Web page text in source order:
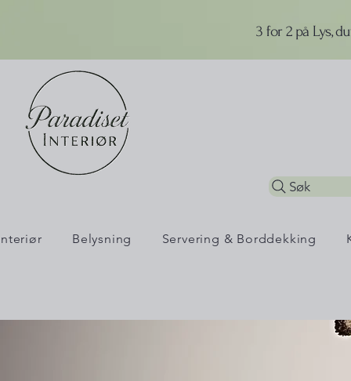
3 for 2 på Lys,
Søk
Belysning Servering & Borddekking